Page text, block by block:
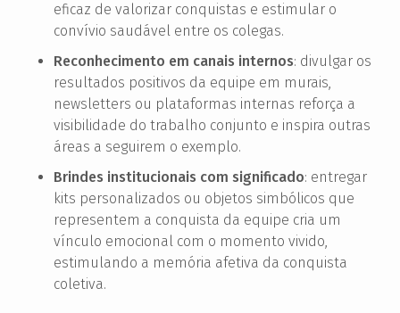
eficaz de valorizar conquistas e estimular o
convívio saudável entre os colegas.
Reconhecimento em canais internos: divulgar os
resultados positivos da equipe em murais,
newsletters ou plataformas internas reforça a
visibilidade do trabalho conjunto e inspira outras
áreas a seguirem o exemplo.
Brindes institucionais com significado: entregar
kits personalizados ou objetos simbólicos que
representem a conquista da equipe cria um
vínculo emocional com o momento vivido,
estimulando a memória afetiva da conquista
coletiva.